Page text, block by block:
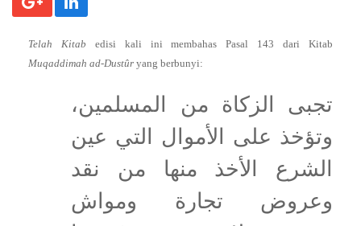
Telah Kitab edisi kali ini membahas Pasal 143 dari Kitab
Muqaddimah ad-Dustûr yang berbunyi:
تجبى الزكاة من المسلمين،
وتؤخذ على الأموال التي عين
الشرع الأخذ منها من نقد
وعروض تجارة ومواش